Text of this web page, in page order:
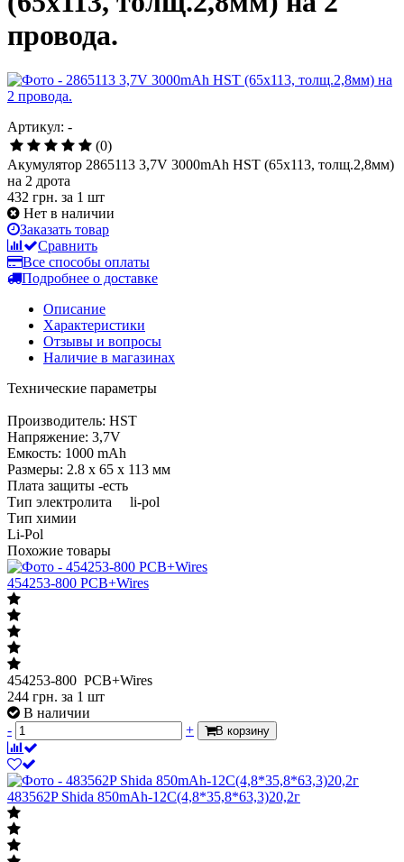
провода.
Артикул: -
(0)
Акумулятор 2865113 3,7V 3000mAh HST (65x113, толщ.2,8мм)
на 2 дрота
432 грн. за 1 шт
Нет в наличии
Заказать товар
Сравнить
Все способы оплаты
Подробнее о доставке
Описание
Характеристики
Отзывы и вопросы
Наличие в магазинах
Технические параметры
Производитель: HST
Напряжение: 3,7V
Емкость: 1000 mAh
Размеры: 2.8 х 65 х 113 мм
Плата защиты -есть
Тип электролита li-pol
Тип химии
Li-Pol
Похожие товары
454253-800 PCB+Wires
454253-800 PCB+Wires
244 грн. за 1 шт
В наличии
-
+ В корзину
483562P Shida 850mAh-12С(4,8*35,8*63,3)20,2г